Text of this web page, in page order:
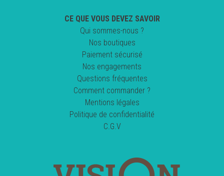
CE QUE VOUS DEVEZ SAVOIR
Qui sommes-nous ?
Nos boutiques
Paiement sécurisé
Nos engagements
Questions fréquentes
Comment commander ?
Mentions légales
Politique de confidentialité
C.G.V